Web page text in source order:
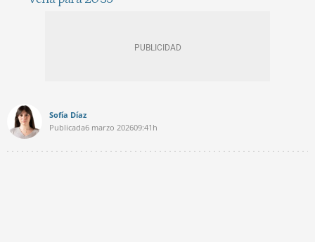
Sofía Díaz
Publicada6 marzo 202609:41h